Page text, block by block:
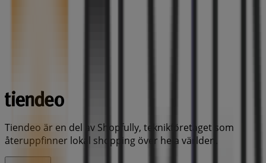
Tiendeo är en del av Shopfully, teknikföretaget som
återuppfinner lokal shopping över hela världen.